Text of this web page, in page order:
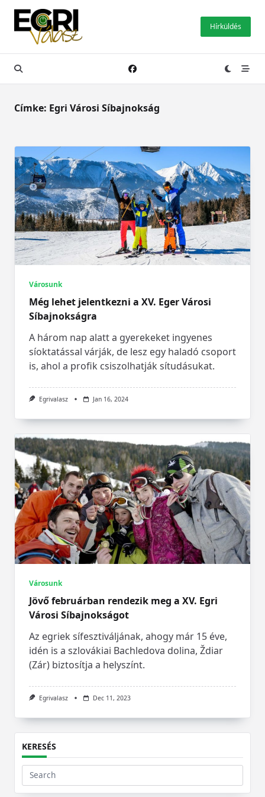
Skip
content
Hírküldés
Címke: Egri Városi Síbajnokság
Városunk
Még lehet jelentkezni a XV. Eger Városi
Síbajnokságra
A három nap alatt a gyerekeket ingyenes
síoktatással várják, de lesz egy haladó csoport
is, ahol a profik csiszolhatják sítudásukat.
Egrivalasz Jan 16, 2024
Városunk
Jövő februárban rendezik meg a XV. Egri
Városi Síbajnokságot
Az egriek sífesztiváljának, ahogy már 15 éve,
idén is a szlovákiai Bachledova dolina, Ždiar
(Zár) biztosítja a helyszínt.
Egrivalasz Dec 11, 2023
KERESÉS
Search
for: